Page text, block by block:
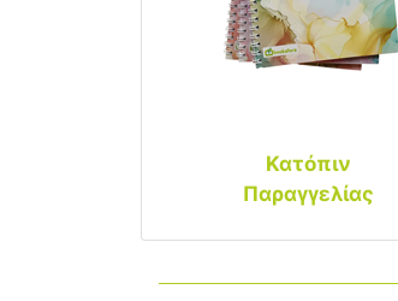
Κατόπιν
Παραγγελίας